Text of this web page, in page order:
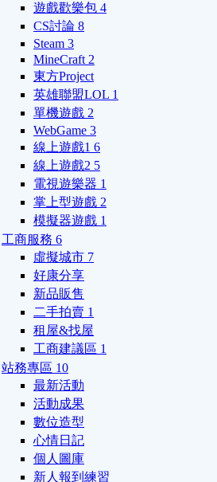
遊戲歡樂包 4
CS討論 8
Steam 3
MineCraft 2
東方Project
英雄聯盟LOL 1
單機遊戲 2
WebGame 3
線上遊戲1 6
線上遊戲2 5
電視遊樂器 1
掌上型遊戲 2
模擬器遊戲 1
工商服務 6
虛擬城市 7
好康分享
新品販售
二手拍賣 1
租屋&找屋
工商建議區 1
站務專區 10
最新活動
活動成果
數位造型
心情日記
個人圖庫
新人報到練習